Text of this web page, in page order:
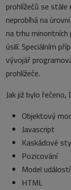
prohlížečů se stále
neprobíhá na
na trhu minoritních
úsilí. Speciálním
vývojář
prohlížeče.
Jak již bylo řečeno,
Objektový
Javascript
Kaskádové
Pozicování
Model událostí
HTML